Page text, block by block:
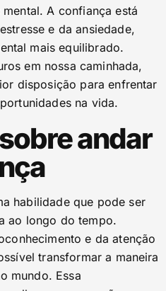
A confiança está
e da ansiedade,
mais equilibrado.
em nossa caminhada,
disposição para enfrentar
na vida.
andar
habilidade que pode ser
ao longo do tempo.
e da atenção
transformar a maneira
mundo. Essa